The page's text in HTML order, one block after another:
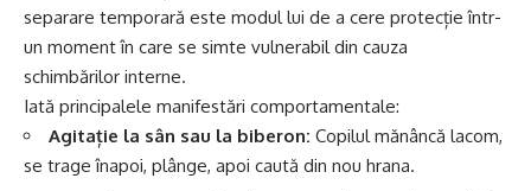
separare temporară este modul lui de a cere protecție într-
un moment în care se simte vulnerabil din cauza
schimbărilor interne.
Iată principalele manifestări comportamentale:
Agitație la sân sau la biberon: Copilul mănâncă lacom,
se trage înapoi, plânge, apoi caută din nou hrana.